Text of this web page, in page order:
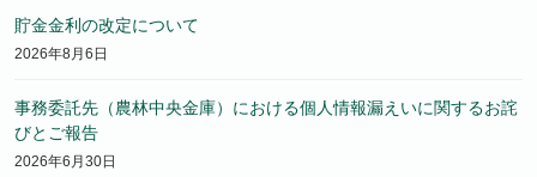
貯金金利の改定について
2026年8月6日
事務委託先（農林中央金庫）における個人情報漏えいに関するお詫
びとご報告
2026年6月30日